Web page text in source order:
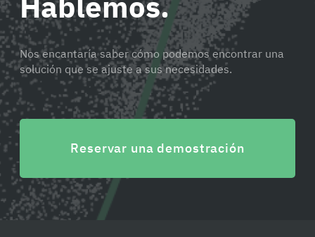
Nos encantaría saber cómo podemos encontrar una
solución que se ajuste a sus necesidades.
Reservar una demostración